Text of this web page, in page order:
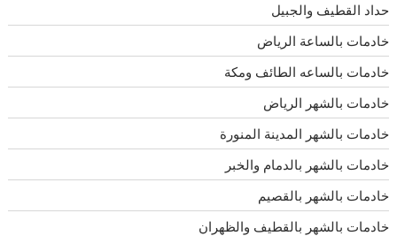
حداد القطيف والجبيل
خادمات بالساعة الرياض
خادمات بالساعه الطائف ومكة
خادمات بالشهر الرياض
خادمات بالشهر المدينة المنورة
خادمات بالشهر بالدمام والخبر
خادمات بالشهر بالقصيم
خادمات بالشهر بالقطيف والظهران